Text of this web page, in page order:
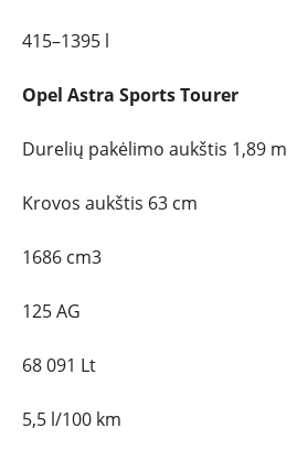
415–1395 l
Opel Astra Sports Tourer
Durelių pakėlimo aukštis 1,89 m
Krovos aukštis 63 cm
1686 cm3
125 AG
68 091 Lt
5,5 l/100 km